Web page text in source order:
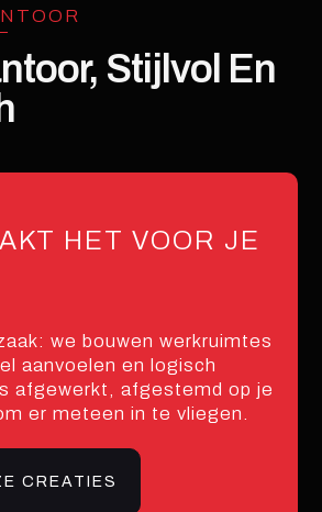
Stijlvol En
HET VOOR JE
we bouwen werkruimtes
aanvoelen en logisch
afgewerkt, afgestemd op je
er meteen in te vliegen.
CREATIES